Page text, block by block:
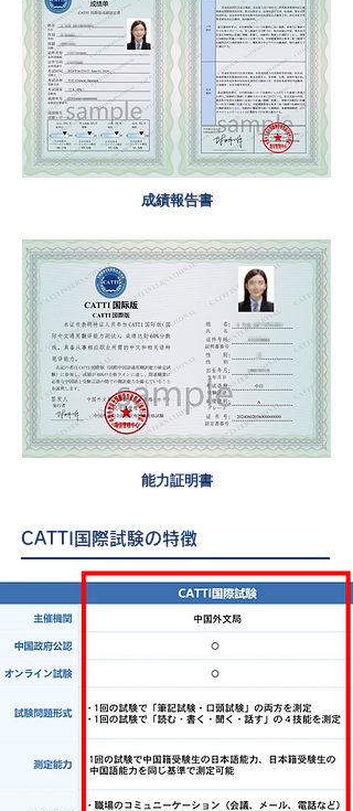
成績報告書
​​能力証明書
CATTI国際試験の特徴